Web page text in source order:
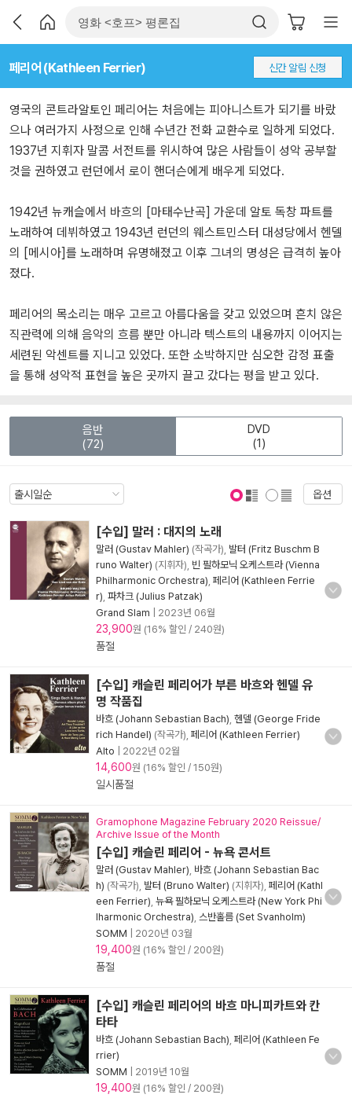
페리어 (Kathleen Ferrier) 신간 알림 신청
영국의 콘트라알토인 페리어는 처음에는 피아니스트가 되기를 바랐
으나 여러가지 사정으로 인해 수년간 전화 교환수로 일하게 되었다.
1937년 지휘자 말콤 서전트를 위시하여 많은 사람들이 성악 공부할
것을 권하였고 런던에서 로이 핸더슨에게 배우게 되었다.
1942년 뉴캐슬에서 바흐의 [마태수난곡] 가운데 알토 독창 파트를
노래하여 데뷔하였고 1943년 런던의 웨스트민스터 대성당에서 헨델
의 [메시아]를 노래하며 유명해졌고 이후 그녀의 명성은 급격히 높아
졌다.
페리어의 목소리는 매우 고르고 아름다움을 갖고 있었으며 흔치 않은
직관력에 의해 음악의 흐름 뿐만 아니라 텍스트의 내용까지 이어지는
세련된 악센트를 지니고 있었다. 또한 소박하지만 심오한 감정 표출
을 통해 성악적 표현을 높은 곳까지 끌고 갔다는 평을 받고 있다.
음반
(72)
DVD
(1)
옵션
[수입] 말러 : 대지의 노래
말러 (Gustav Mahler) (작곡가), 발터 (Fritz Buschm B
runo Walter) (지휘자), 빈 필하모닉 오케스트라 (Vienna
Philharmonic Orchestra) 페리어 (Kathleen Ferrie
r) 파차크 (Julius Patzak)
Grand Slam
2023년 06월
23,900원 (16% 할인 / 240원)
품절
[수입] 캐슬린 페리어가 부른 바흐와 헨델 유
명 작품집
바흐 (Johann Sebastian Bach) 헨델 (George Fride
rich Handel) (작곡가), 페리어 (Kathleen Ferrier)
Alto
2022년 02월
14,600원 (16% 할인 / 150원)
일시품절
Gramophone Magazine February 2020 Reissue/
Archive Issue of the Month
[수입] 캐슬린 페리어 - 뉴욕 콘서트
말러 (Gustav Mahler) 바흐 (Johann Sebastian Bac
h) (작곡가), 발터 (Bruno Walter) (지휘자), 페리어 (Kathl
een Ferrier) 뉴욕 필하모닉 오케스트라 (New York Phi
lharmonic Orchestra) 스반홀름 (Set Svanholm)
SOMM
2020년 03월
19,400원 (16% 할인 / 200원)
품절
[수입] 캐슬린 페리어의 바흐 마니피카트와 칸
타타
바흐 (Johann Sebastian Bach) 페리어 (Kathleen Fe
rrier)
SOMM
2019년 10월
19,400원 (16% 할인 / 200원)